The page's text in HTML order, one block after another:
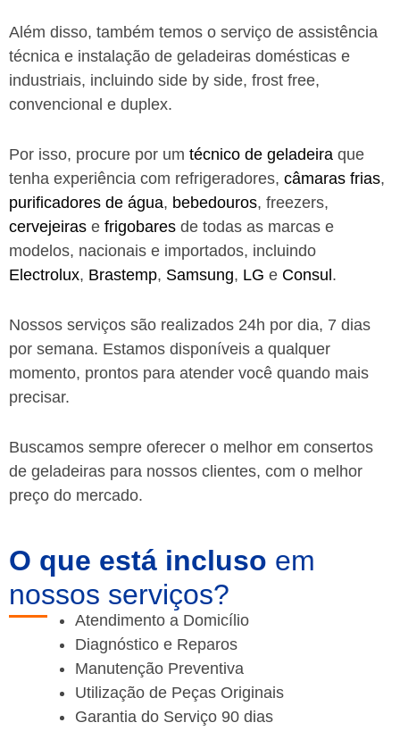
Além disso, também temos o serviço de assistência
técnica e instalação de geladeiras domésticas e
industriais, incluindo side by side, frost free,
convencional e duplex.
Por isso, procure por um técnico de geladeira que
tenha experiência com refrigeradores, câmaras frias,
purificadores de água, bebedouros, freezers,
cervejeiras e frigobares de todas as marcas e
modelos, nacionais e importados, incluindo
Electrolux, Brastemp, Samsung, LG e Consul .
Nossos serviços são realizados 24h por dia, 7 dias
por semana. Estamos disponíveis a qualquer
momento, prontos para atender você quando mais
precisar.
Buscamos sempre oferecer o melhor em consertos
de geladeiras para nossos clientes, com o melhor
preço do mercado.
O que está incluso em
nossos serviços?
Atendimento a Domicílio
Diagnóstico e Reparos
Manutenção Preventiva
Utilização de Peças Originais
Garantia do Serviço 90 dias